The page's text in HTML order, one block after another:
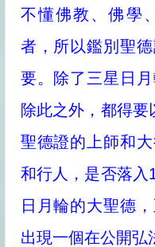
不懂佛教、佛學
者，所以鑑別聖
要。除了三星日
除此之外，都得
聖德證的上師和
和行人，是否落入
日月輪的大聖德
出現一個在公開弘